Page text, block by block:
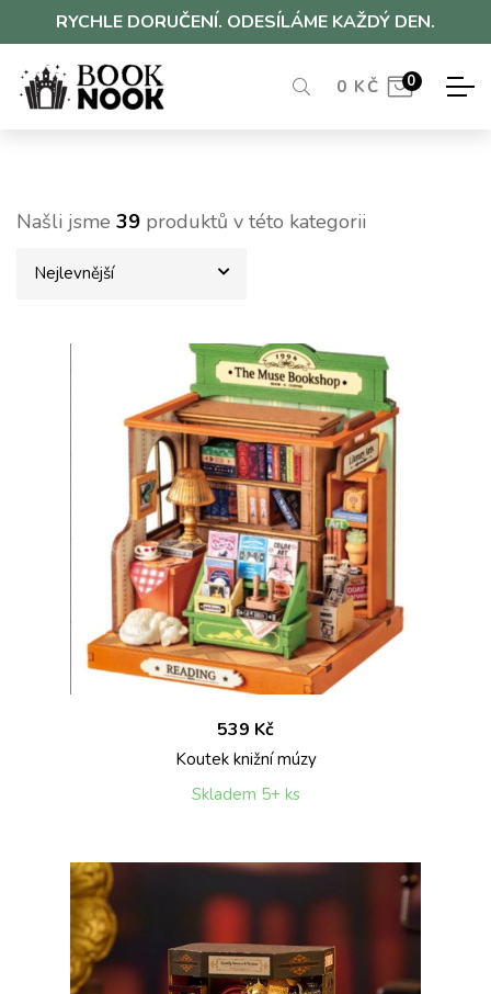
RYCHLE DORUČENÍ. ODESÍLÁME KAŽDÝ DEN.
0 KČ 0
Našli jsme 39 produktů v této kategorii
Nejlevnější
539 Kč
Koutek knižní múzy
Skladem 5+ ks